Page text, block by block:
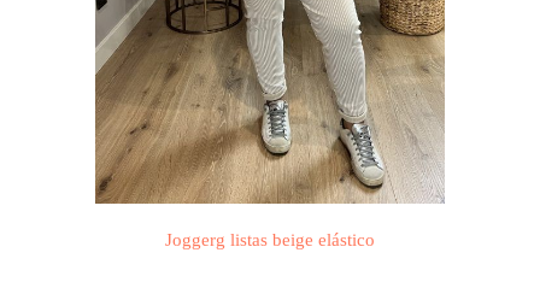
Joggerg listas beige elástico